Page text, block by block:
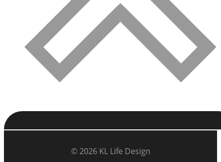
© 2026 KL Life Design